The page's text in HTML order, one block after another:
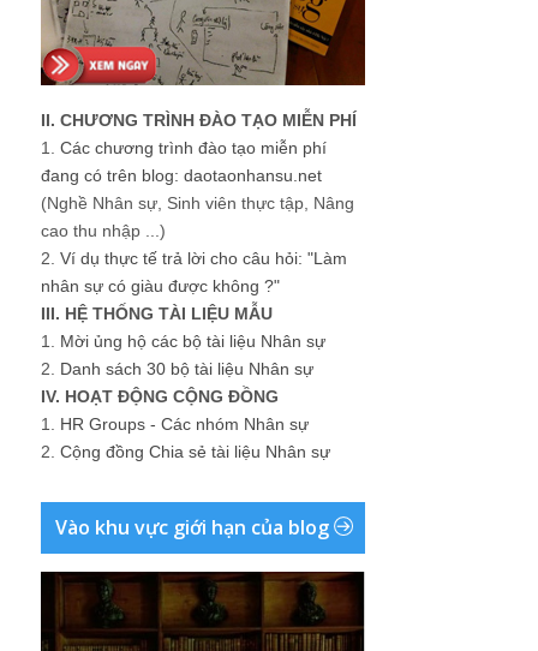
II. CHƯƠNG TRÌNH ĐÀO TẠO MIỄN PHÍ
1. Các chương trình đào tạo miễn phí
đang có trên blog: daotaonhansu.net
(Nghề Nhân sự, Sinh viên thực tập, Nâng
cao thu nhập ...)
2. Ví dụ thực tế trả lời cho câu hỏi: "Làm
nhân sự có giàu được không ?"
III. HỆ THỐNG TÀI LIỆU MẪU
1. Mời ủng hộ các bộ tài liệu Nhân sự
2. Danh sách 30 bộ tài liệu Nhân sự
IV. HOẠT ĐỘNG CỘNG ĐỒNG
1. HR Groups - Các nhóm Nhân sự
2. Cộng đồng Chia sẻ tài liệu Nhân sự
Vào khu vực giới hạn của blog